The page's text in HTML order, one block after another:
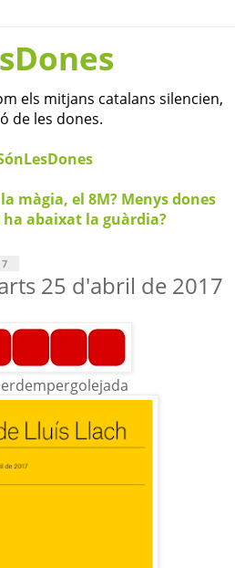
els mitjans catalans silencien,
de les dones.
màgia, el 8M? Menys dones
ha abaixat la guàrdia?
25 d'abril de 2017